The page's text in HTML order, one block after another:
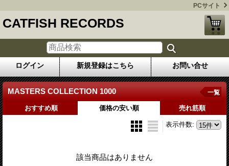
PCサイト
CATFISH RECORDS
ログイン 新規登録はこちら お問い合せ
MASTERS COLLECTION 1000 一覧
おすすめ順 価格の安い順 売れ筋順
表示件数:
該当商品はありません